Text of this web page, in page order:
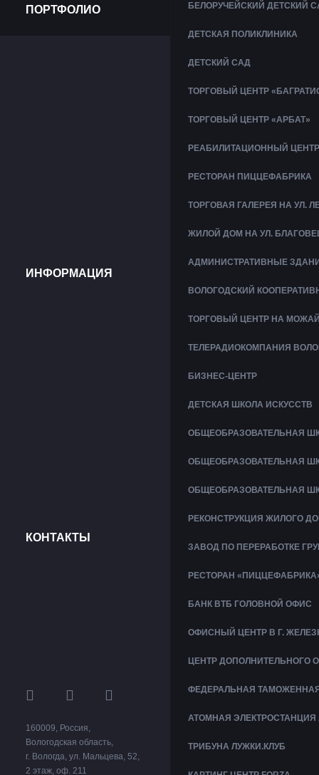
ПОРТФОЛИО
ИНФОРМАЦИЯ
КОНТАКТЫ
160009, Россия,
Вологодская область,
г. Вологда, ул. Мальцева, 52,
2 этаж, оф. 211
БЕЛОРУЧЕЙСКИЙ ДЕТСКИЙ
ДЕТСКАЯ ПОЛИКЛИНИКА
ДЕТСКИЙ САД
ТОРГОВЫЙ ЦЕНТР
ТОРГОВЫЙ ЦЕНТР «АРБАТ»
РЕАБИЛИТАЦИОННЫЙ
РЕСТОРАН ПИЦЦЕФАБРИКА
ТОРГОВАЯ ГАЛЕРЕЯ НА УЛ.
ЖИЛОЙ ДОМ НА УЛ.
АДМИНИСТРАТИВНЫЕ
ВОЛОГОДСКИЙ
ТОРГОВЫЙ ЦЕНТР НА
ТЕЛЕРАДИОКОМПАНИЯ
БИЗНЕС-ЦЕНТР
ДЕТСКАЯ ШКОЛА ИСКУССТВ
ОБЩЕОБРАЗОВАТЕЛЬНАЯ
ОБЩЕОБРАЗОВАТЕЛЬНАЯ
ОБЩЕОБРАЗОВАТЕЛЬНАЯ
РЕКОНСТРУКЦИЯ ЖИЛОГО
ЗАВОД ПО ПЕРЕРАБОТКЕ
РЕСТОРАН
БАНК ВТБ ГОЛОВНОЙ ОФИС
ОФИСНЫЙ ЦЕНТР В Г.
ЦЕНТР ДОПОЛНИТЕЛЬНОГО
ФЕДЕРАЛЬНАЯ
АТОМНАЯ ЭЛЕКТРОСТАНЦИЯ
ТРИБУНА ЛУЖКИ.КЛУБ